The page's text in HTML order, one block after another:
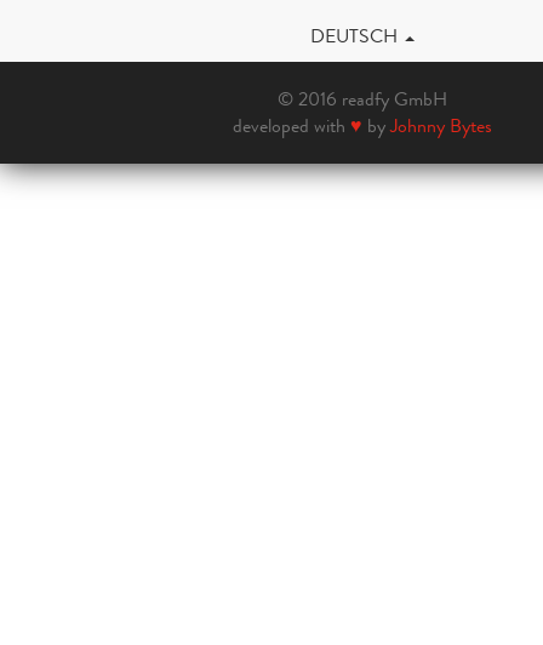
DEUTSCH
© 2016 readfy GmbH
developed with ♥ byJohnny Bytes